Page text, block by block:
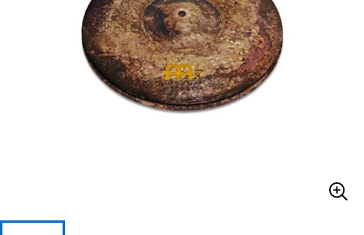
キーボード 電子ピアノ
管楽器 その他楽器